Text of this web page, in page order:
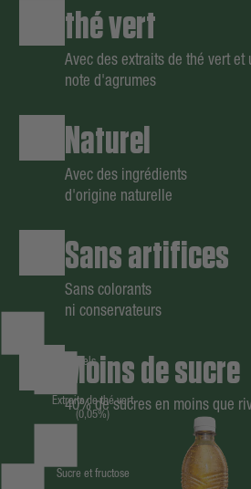
thé vert
Avec des extraits de thé vert et
note d'agrumes
Naturel
Avec des ingrédients
d'origine naturelle
Sans artifices
Sans colorants
ni conservateurs
Moins de sucre
40% de sucres en moins que
Arômes naturels
Extraits de thé vert
(0,05%)
Sucre et fructose
Votre panier est vide.